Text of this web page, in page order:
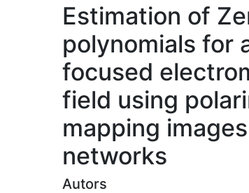
Estimation of
polynomials for
focused
field using
mapping
networks
Autors